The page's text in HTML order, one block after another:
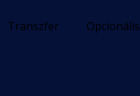
Transzfer Opcionális